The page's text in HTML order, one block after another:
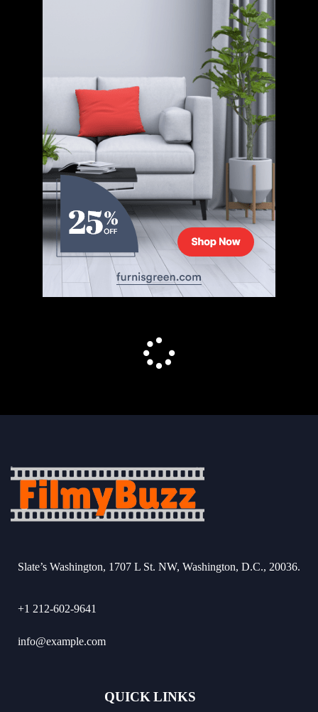
Slate’s Washington, 1707 L St. NW, Washington, D.C., 20036.
+1 212-602-9641
info@example.com
QUICK LINKS